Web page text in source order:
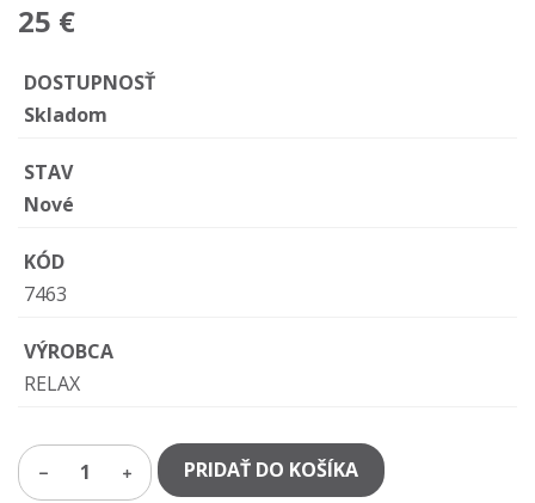
25 €
DOSTUPNOSŤ
Skladom
STAV
Nové
KÓD
7463
VÝROBCA
RELAX
1 PRIDAŤ DO KOŠÍKA